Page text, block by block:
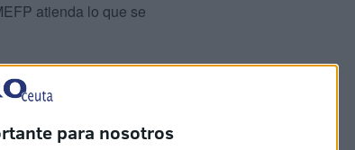
para nosotros
atienda lo que se